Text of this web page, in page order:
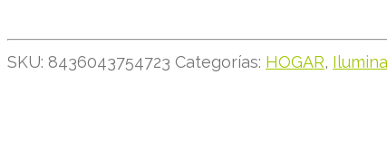
SKU: 8436043754723 Categorías: HOGAR,